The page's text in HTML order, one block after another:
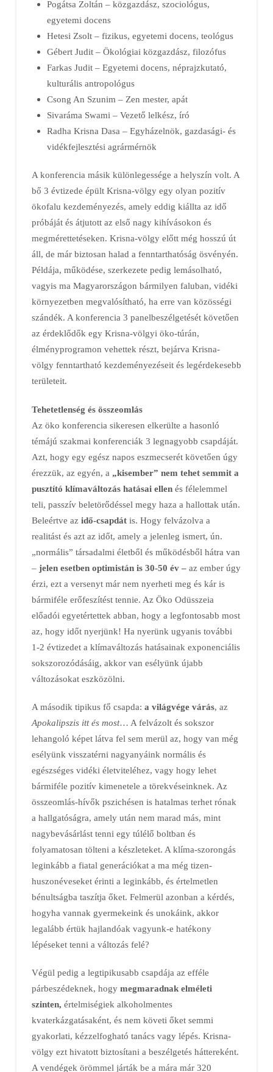
Pogátsa Zoltán – közgazdász, szociológus,
egyetemi docens
Hetesi Zsolt – fizikus, egyetemi docens, teológus
Gébert Judit – Ökológiai közgazdász, filozófus
Farkas Judit – Egyetemi docens, néprajzkutató,
kulturális antropológus
Csong An Szunim – Zen mester, apát
Sivaráma Swami – Vezető lelkész, író
Radha Krisna Dasa – Egyházelnök, gazdasági- és
vidékfejlesztési agrármérnök
A konferencia másik különlegessége a helyszín volt. A
bő 3 évtizede épült Krisna-völgy egy olyan pozitív
ökofalu kezdeményezés, amely eddig kiállta az idő
próbáját és átjutott az első nagy kihívásokon és
megmérettetéseken. Krisna-völgy előtt még hosszú út
áll, de már biztosan halad a fenntarthatóság ösvényén.
Példája, működése, szerkezete pedig lemásolható,
vagyis ma Magyarországon bármilyen faluban, vidéki
környezetben megvalósítható, ha erre van közösségi
szándék. A konferencia 3 panelbeszélgetését követően
az érdeklődők egy Krisna-völgyi öko-túrán,
élményprogramon vehettek részt, bejárva Krisna-
völgy fenntartható kezdeményezéseit és legérdekesebb
területeit.
Tehetetlenség és összeomlás
Az öko konferencia sikeresen elkerülte a hasonló
témájú szakmai konferenciák 3 legnagyobb csapdáját.
Azt, hogy egy egész napos eszmecserét követően úgy
érezzük, az egyén, a „kisember” nem tehet semmit a
pusztító klímaváltozás hatásai ellenés félelemmel
teli, passzív beletörődéssel megy haza a hallottak után.
Beleértve az idő-csapdátis. Hogy felvázolva a
realitást és azt az időt, amely a jelenleg ismert, ún.
„normális” társadalmi életből és működésből hátra van
–jelen esetben optimistán is 30-50 év – az ember úgy
érzi, ezt a versenyt már nem nyerheti meg és kár is
bármiféle erőfeszítést tennie. Az Öko Odüsszeia
előadói egyetértettek abban, hogy a legfontosabb most
az, hogy időt nyerjünk! Ha nyerünk ugyanis további
1-2 évtizedet a klímaváltozás hatásainak exponenciális
sokszorozódásáig, akkor van esélyünk újabb
változásokat eszközölni.
A második tipikus fő csapda: a világvége várás, az
Apokalipszis itt és most… A felvázolt és sokszor
lehangoló képet látva fel sem merül az, hogy van még
esélyünk visszatérni nagyanyáink normális és
egészséges vidéki életviteléhez, vagy hogy lehet
bármiféle pozitív kimenetele a törekvéseinknek. Az
összeomlás-hívők pszichésen is hatalmas terhet rónak
a hallgatóságra, amely után nem marad más, mint
nagybevásárlást tenni egy túlélő boltban és
folyamatosan tölteni a készleteket. A klíma-szorongás
leginkább a fiatal generációkat a ma még tizen-
huszonéveseket érinti a leginkább, és értelmetlen
bénultságba taszítja őket. Felmerül azonban a kérdés,
hogyha vannak gyermekeink és unokáink, akkor
legalább értük hajlandóak vagyunk-e hatékony
lépéseket tenni a változás felé?
Végül pedig a legtipikusabb csapdája az efféle
párbeszédeknek, hogy megmaradnak elméleti
szinten, értelmiségiek alkoholmentes
kvaterkázgatásaként, és nem követi őket semmi
gyakorlati, kézzelfogható tanács vagy lépés. Krisna-
völgy ezt hivatott biztosítani a beszélgetés háttereként.
A vendégek örömmel járták be a mára már 320